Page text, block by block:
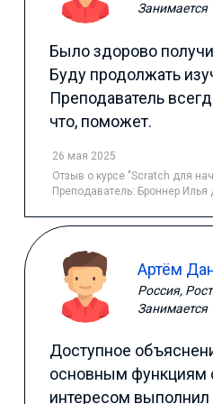
Занимается
Было здорово
Буду продолжать
Преподаватель
что, поможет.
26 мая 2025
Отзыв о курсе "Scratch для
Преподаватель: Броннер Илья
Артём
Россия,
Занимается
Доступное
основным функциям
интересом выполнил